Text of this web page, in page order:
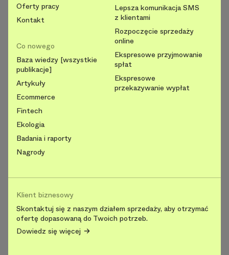
Oferty pracy
Kontakt
Co nowego
Baza wiedzy [wszystkie
publikacje]
Artykuły
Ecommerce
Fintech
Ekologia
Badania i raporty
Nagrody
Lepsza komunikacja SMS
z klientami
Rozpoczęcie sprzedaży
online
Ekspresowe przyjmowanie
spłat
Ekspresowe
przekazywanie wypłat
Klient biznesowy
Skontaktuj się z naszym działem sprzedaży, aby otrzymać
ofertę dopasowaną do Twoich potrzeb.
Dowiedz się więcej